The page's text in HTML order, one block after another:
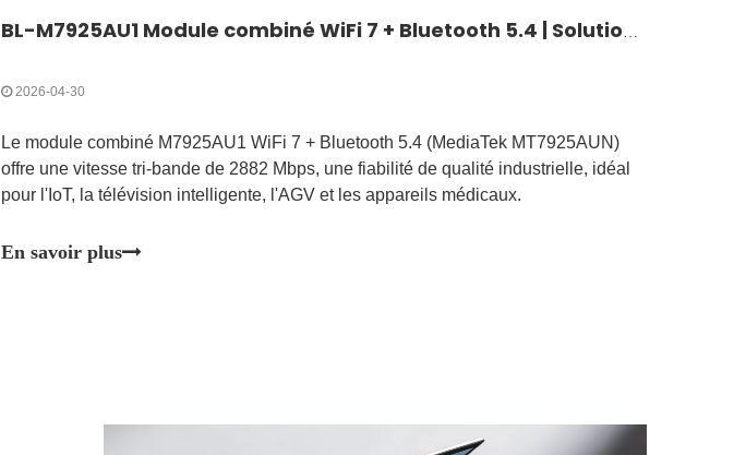
BL-M7925AU1 Module combiné WiFi 7 + Bluetooth 5.4 | Solution sans fil tri-bande haut débit
2026-04-30
Le module combiné M7925AU1 WiFi 7 + Bluetooth 5.4 (MediaTek MT7925AUN)
offre une vitesse tri-bande de 2882 Mbps, une fiabilité de qualité industrielle, idéal
pour l'IoT, la télévision intelligente, l'AGV et les appareils médicaux.
En savoir plus